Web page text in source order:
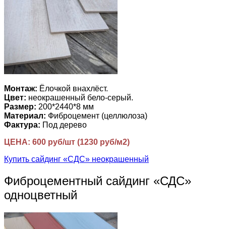
Монтаж: Ёлочкой внахлёст.
Цвет: неокрашенный бело-серый.
Размер: 200*2440*8 мм
Материал: Фиброцемент (целлюлоза)
Фактура: Под дерево
ЦЕНА: 600 руб/шт (1230 руб/м2)
Купить сайдинг «СДС» неокрашенный
Фиброцементный сайдинг «СДС»
одноцветный